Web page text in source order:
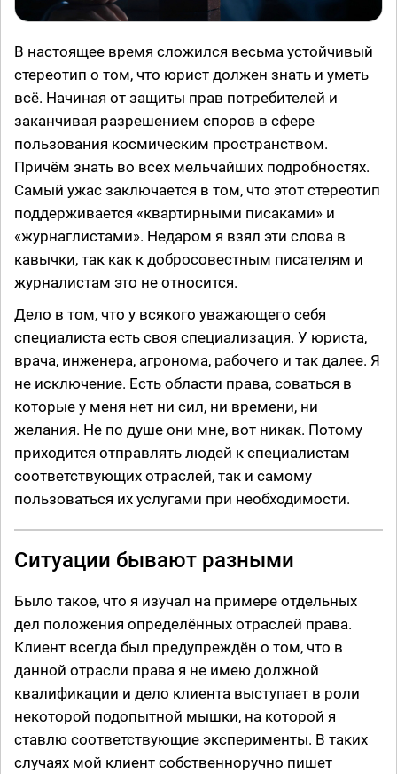
В настоящее время сложился весьма устойчивый
стереотип о том, что юрист должен знать и уметь
всё. Начиная от защиты прав потребителей и
заканчивая разрешением споров в сфере
пользования космическим пространством.
Причём знать во всех мельчайших подробностях.
Самый ужас заключается в том, что этот стереотип
поддерживается «квартирными писаками» и
«журнаглистами». Недаром я взял эти слова в
кавычки, так как к добросовестным писателям и
журналистам это не относится.
Дело в том, что у всякого уважающего себя
специалиста есть своя специализация. У юриста,
врача, инженера, агронома, рабочего и так далее. Я
не исключение. Есть области права, соваться в
которые у меня нет ни сил, ни времени, ни
желания. Не по душе они мне, вот никак. Потому
приходится отправлять людей к специалистам
соответствующих отраслей, так и самому
пользоваться их услугами при необходимости.
Ситуации бывают разными
Было такое, что я изучал на примере отдельных
дел положения определённых отраслей права.
Клиент всегда был предупреждён о том, что в
данной отрасли права я не имею должной
квалификации и дело клиента выступает в роли
некоторой подопытной мышки, на которой я
ставлю соответствующие эксперименты. В таких
случаях мой клиент собственноручно пишет